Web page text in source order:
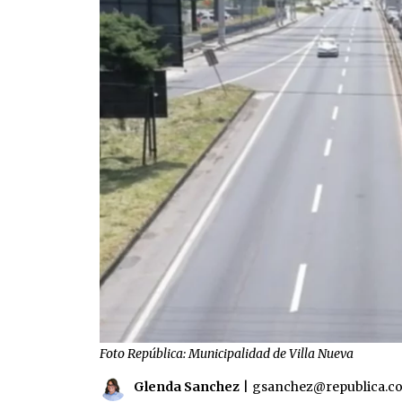
Foto República: Municipalidad de Villa Nueva
Glenda Sanchez